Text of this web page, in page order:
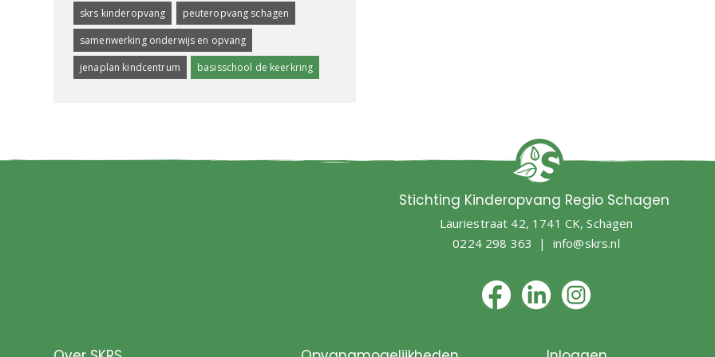
skrs kinderopvang
peuteropvang schagen
samenwerking onderwijs en opvang
jenaplan kindcentrum
basisschool de keerkring
Stichting Kinderopvang Regio Schagen
Lauriestraat 42, 1741 CK, Schagen
0224 298 363 | info@skrs.nl